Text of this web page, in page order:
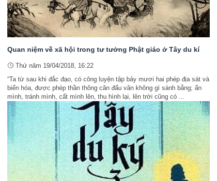
Quan niệm về xã hội trong tư tưởng Phật giáo ở Tây du kí
Thứ năm 19/04/2018, 16:22
“Ta từ sau khi đắc đạo, có công luyện tập bảy mươi hai phép địa sát và
biến hóa, được phép thần thông cân đẩu vân không gì sánh bằng; ẩn
mình, tránh mình, cất mình lên, thu hình lại, lên trời cũng có ...